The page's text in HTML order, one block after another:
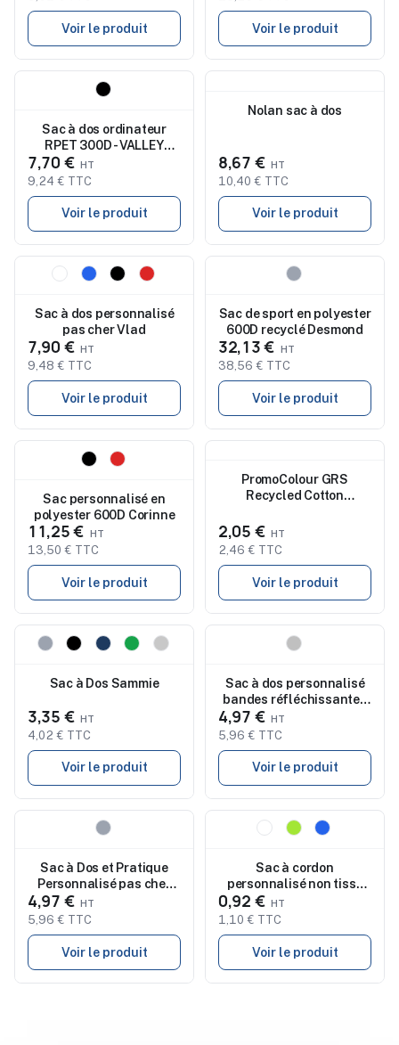
Voir le produit Voir le produit
Sac à dos ordinateur
RPET 300D - VALLEY
BACKPACK
7,70 €
9,24 € TTC
Voir le produit
Nolan sac à dos
8,67 €
10,40 € TTC
Voir le produit
Nouveau
Sac à dos personnalisé
pas cher Vlad
7,90 €
9,48 € TTC
Voir le produit
Sac de sport en polyester
600D recyclé Desmond
32,13 €
38,56 € TTC
Voir le produit
Sac personnalisé en
polyester 600D Corinne
11,25 €
13,50 € TTC
Voir le produit
PromoColour GRS
Recycled Cotton
2,05 €
2,46 € TTC
Voir le produit
Nouveau
Sac à Dos Sammie
3,35 €
4,02 € TTC
Voir le produit
Sac à dos personnalisé
bandes réfléchissantes
600D VISIBACK
4,97 €
5,96 € TTC
Voir le produit
Sac à Dos et Pratique
Personnalisé pas cher
Zakian
4,97 €
5,96 € TTC
Voir le produit
Nouveau
Sac à cordon
personnalisé non tissé
CARRYDRAW
0,92 €
1,10 € TTC
Voir le produit